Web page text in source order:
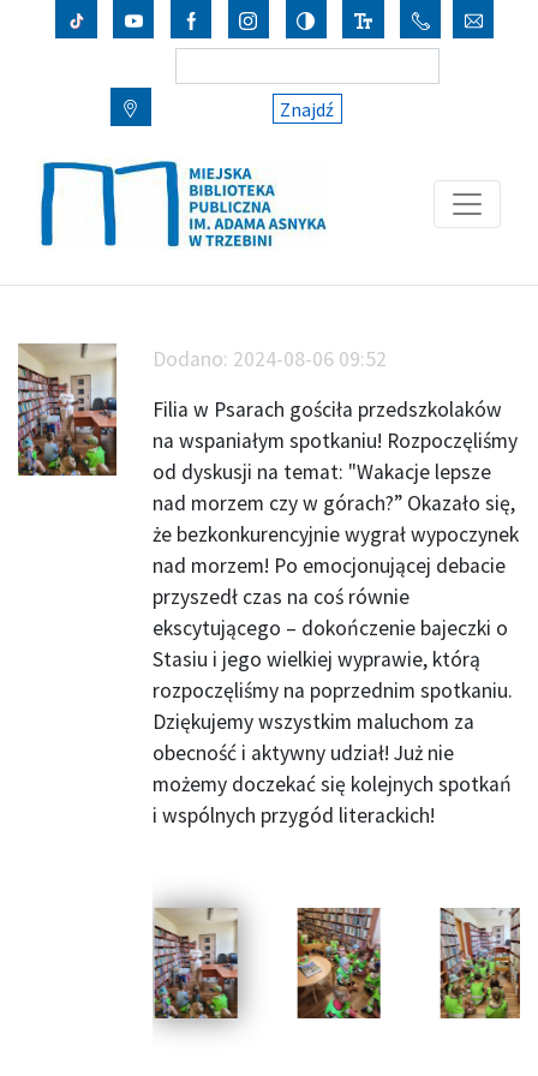
Znajdź
Dodano: 2024-08-06 09:52
Filia w Psarach gościła przedszkolaków
na wspaniałym spotkaniu! Rozpoczęliśmy
od dyskusji na temat: "Wakacje lepsze
nad morzem czy w górach?” Okazało się,
że bezkonkurencyjnie wygrał wypoczynek
nad morzem! Po emocjonującej debacie
przyszedł czas na coś równie
ekscytującego – dokończenie bajeczki o
Stasiu i jego wielkiej wyprawie, którą
rozpoczęliśmy na poprzednim spotkaniu.
Dziękujemy wszystkim maluchom za
obecność i aktywny udział! Już nie
możemy doczekać się kolejnych spotkań
i wspólnych przygód literackich!